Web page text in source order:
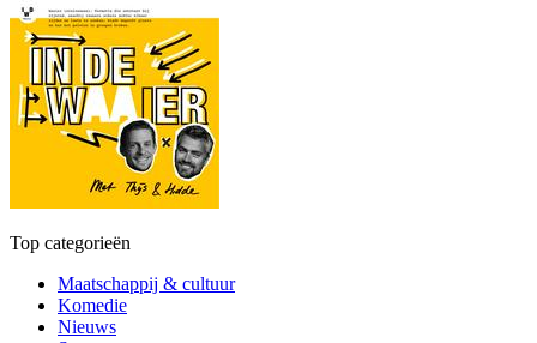
Top categorieën
Maatschappij & cultuur
Komedie
Nieuws